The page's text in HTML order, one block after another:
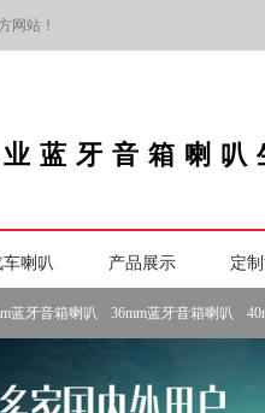
网站！
蓝牙音箱喇叭
车喇叭 产品展示 定
蓝牙音箱喇叭 36mm蓝牙音箱喇叭